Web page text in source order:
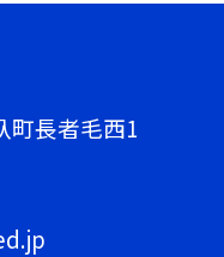
町長者毛西1